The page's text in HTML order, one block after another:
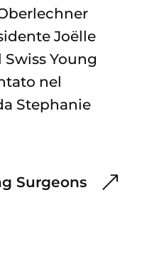
Joëlle
Young
nel
Stephanie
Surgeons